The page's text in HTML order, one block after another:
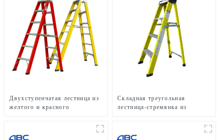
Двухступенчатая лестница из
желтого и красного
Складная треугольная
лестница-стремянка из
грузоподъемность 300 фунтов